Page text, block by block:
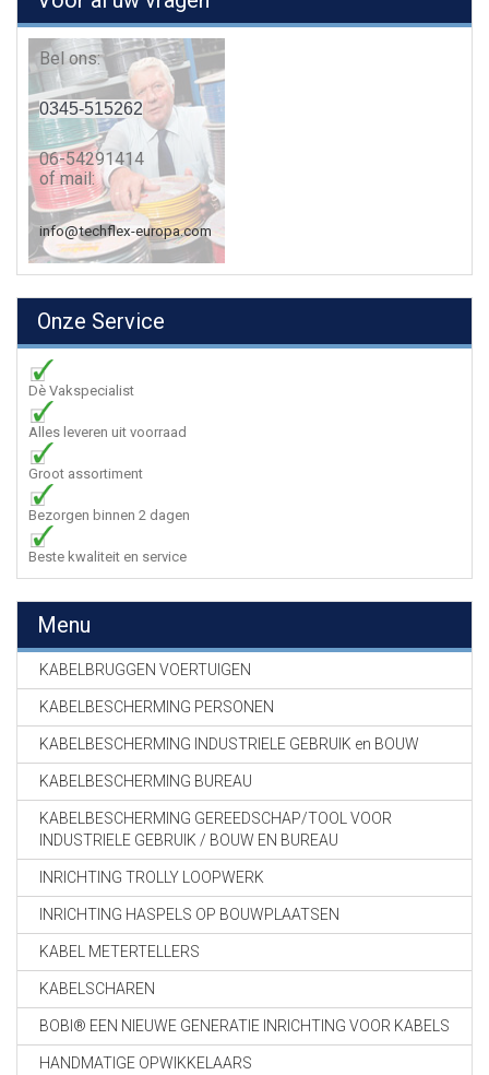
Bel ons:
0345-515262
06-54291414
of mail:
info@techflex-europa.com
Onze Service
Dè Vakspecialist
Alles leveren uit voorraad
Groot assortiment
Bezorgen binnen 2 dagen
Beste kwaliteit en service
Menu
KABELBRUGGEN VOERTUIGEN
KABELBESCHERMING PERSONEN
KABELBESCHERMING INDUSTRIELE GEBRUIK en BOUW
KABELBESCHERMING BUREAU
KABELBESCHERMING GEREEDSCHAP/TOOL VOOR
INDUSTRIELE GEBRUIK / BOUW EN BUREAU
INRICHTING TROLLY LOOPWERK
INRICHTING HASPELS OP BOUWPLAATSEN
KABEL METERTELLERS
KABELSCHAREN
BOBI® EEN NIEUWE GENERATIE INRICHTING VOOR KABELS
HANDMATIGE OPWIKKELAARS